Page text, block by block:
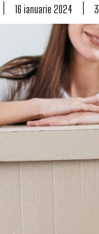
16 ianuarie 2024 3